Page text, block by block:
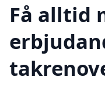
Få alltid